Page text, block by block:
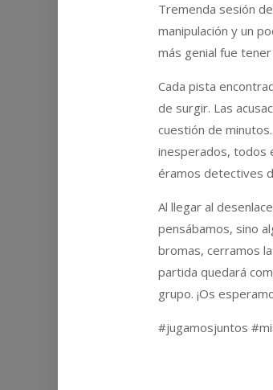
Tremenda sesión
manipulación y un
más genial fue
Cada pista
de surgir. Las
cuestión de
inesperados, todos
éramos detectives
Al llegar al
pensábamos, sino
bromas, cerramos
partida quedará
grupo. ¡Os
#jugamosjuntos